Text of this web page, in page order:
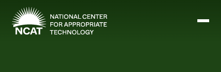
Ir al contenido principal